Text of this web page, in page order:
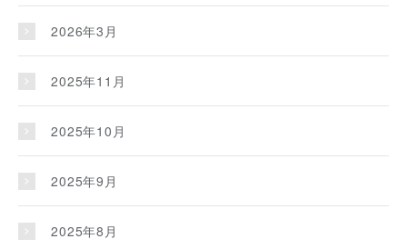
2026年3月
2025年11月
2025年10月
2025年9月
2025年8月